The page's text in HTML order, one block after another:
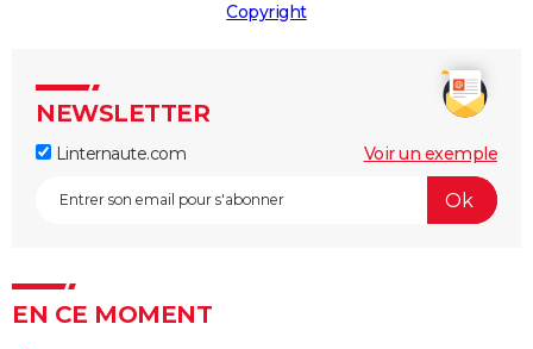
Copyright
NEWSLETTER
Linternaute.com Voir un exemple
EN CE MOMENT